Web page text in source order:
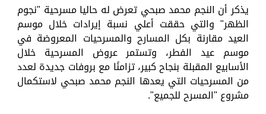
يذكر أن النجم محمد صبحي تعرض له حاليا مسرحية "نجوم
الظهر" والتي حققت أعلي نسبة إيرادات خلال موسم
العيد مقارنة بكل المسارح والمسرحيات المعروضة في
موسم عيد الفطر، وتستمر عروض المسرحية خلال
الأسابيع المقبلة بنجاح كبير، تزامنًا مع بروفات جديدة لعدد
من المسرحيات التي يعدها النجم محمد صبحي لاستكمال
مشروع "المسرح للجميع".